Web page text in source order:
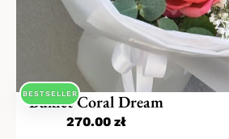
Bukiet Coral Dream
270.00 zł
BESTSELLER